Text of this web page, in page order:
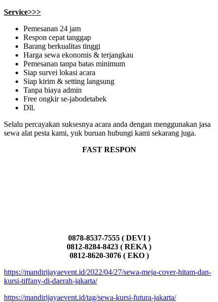
Service>>>
Pemesanan 24 jam
Respon cepat tanggap
Barang berkualitas tinggi
Harga sewa ekonomis & terjangkau
Pemesanan tanpa batas minimum
Siap survei lokasi acara
Siap kirim & setting langsung
Tanpa biaya admin
Free ongkir se-jabodetabek
Dll.
Selalu percayakan suksesnya acara anda dengan menggunakan jasa
sewa alat pesta kami, yuk buruan hubungi kami sekarang juga.
FAST RESPON
0878-8537-7555 ( DEVI )
0812-8284-8423 ( REKA )
0812-8620-3076 ( EKO )
https://mandirijayaevent.id/2022/04/27/sewa-meja-cover-hitam-dan-
kursi-tiffany-di-daerah-jakarta/
https://mandirijayaevent.id/tag/sewa-kursi-futura-jakarta/